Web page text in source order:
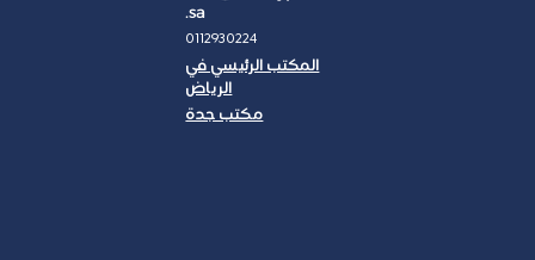
.sa
0112930224
المكتب الرئيسي في
الرياض
مكتب جدة